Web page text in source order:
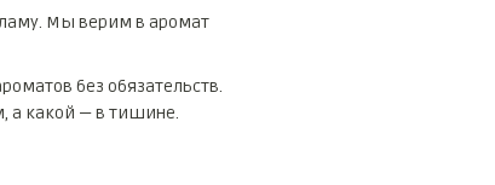
Мы верим в аромат
без обязательств.
а какой — в тишине.